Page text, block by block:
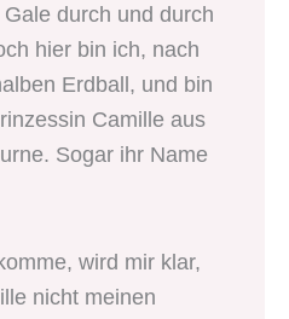
durch und durch
hier bin ich, nach
Erdball, und bin
Camille aus
Sogar ihr Name
wird mir klar,
nicht meinen